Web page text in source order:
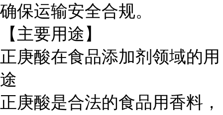
确保运输安全合规。
【主要用途】
正庚酸在食品添加剂领域的用
途
正庚酸是合法的食品用香料，